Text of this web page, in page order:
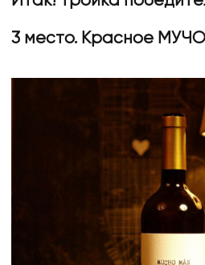
3 место. Красное